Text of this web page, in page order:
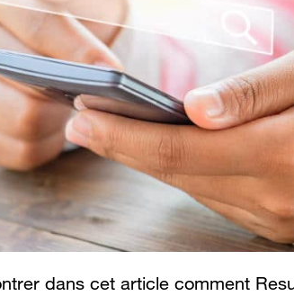
dans cet article comment